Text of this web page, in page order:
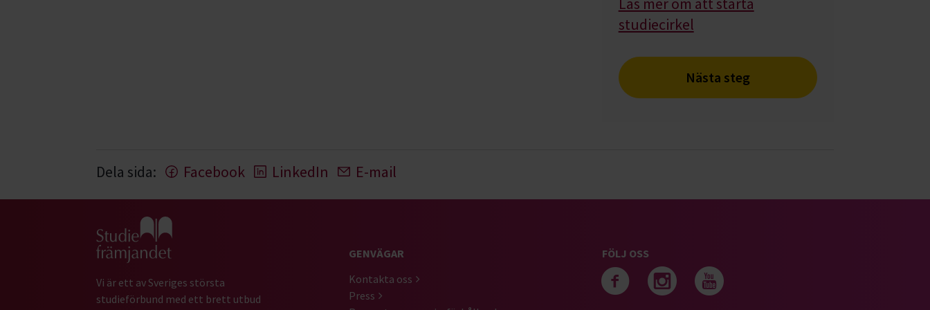
studiecirkel
Nästa steg
Dela sida: Facebook LinkedIn E-mail
Gå till studiefrämjandets startsida
Vi är ett av Sveriges största
studieförbund med ett brett utbud
GENVÄGAR
Kontakta oss
Press
FÖLJ OSS
Följ oss på facebook
Följ oss på instagram
Följ oss på youtube